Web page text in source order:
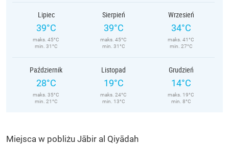
Lipiec
39°C
maks. 45°C
min. 31°C
Sierpień
39°C
maks. 45°C
min. 31°C
Wrzesień
34°C
maks. 41°C
min. 27°C
Październik
28°C
maks. 35°C
min. 21°C
Listopad
19°C
maks. 24°C
min. 13°C
Grudzień
14°C
maks. 19°C
min. 8°C
Miejsca w pobliżu Jābir al Qiyādah